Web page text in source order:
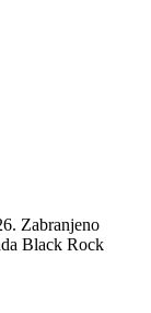
Zabranjeno
Black Rock